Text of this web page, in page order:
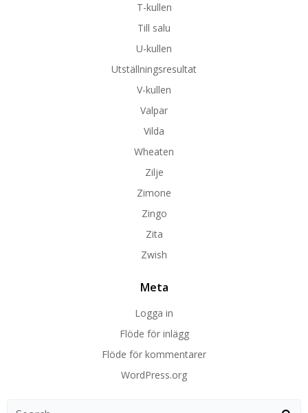
T-kullen
Till salu
U-kullen
Utställningsresultat
V-kullen
Valpar
Vilda
Wheaten
Zilje
Zimone
Zingo
Zita
Zwish
Meta
Logga in
Flöde för inlägg
Flöde för kommentarer
WordPress.org
Search